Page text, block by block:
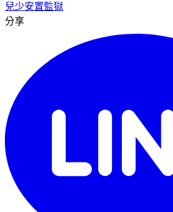
兒少安置監獄
分享